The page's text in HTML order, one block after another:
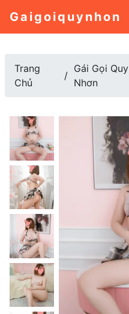
Gaigoiquynhon
Trang
Chủ
Gái Gọi Quy
Nhơn